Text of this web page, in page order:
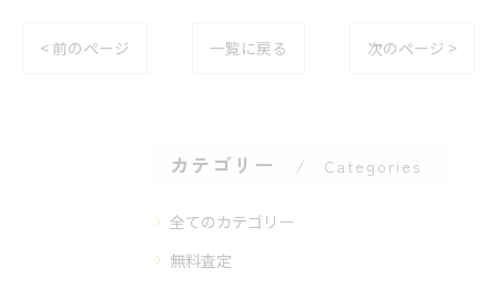
< 前のページ 一覧に戻る 次のページ >
カテゴリー Categories
全てのカテゴリー
無料査定